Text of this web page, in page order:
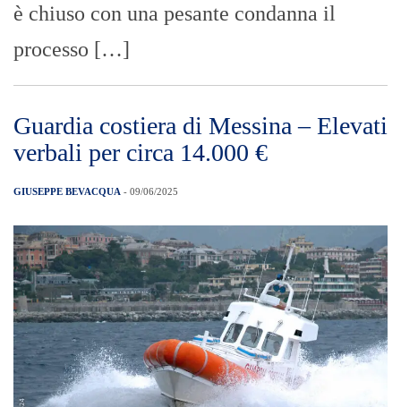
è chiuso con una pesante condanna il
processo […]
Guardia costiera di Messina – Elevati
verbali per circa 14.000 €
GIUSEPPE BEVACQUA - 09/06/2025